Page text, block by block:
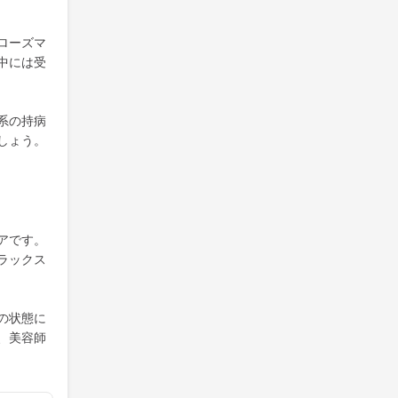
ーズマ
には受
の持病
ょう。
です。
ックス
状態に
美容師